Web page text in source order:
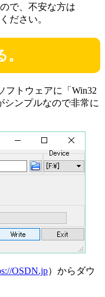
で、不安な方は
ださい。
フトウェアに「Win32
シンプルなので非常に
OSDN.jp）からダウ